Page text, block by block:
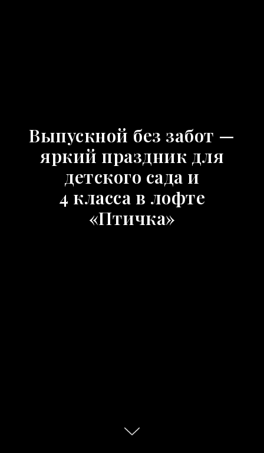
Выпускной без забот —
яркий праздник для
детского сада и
4 класса в лофте
«Птичка»